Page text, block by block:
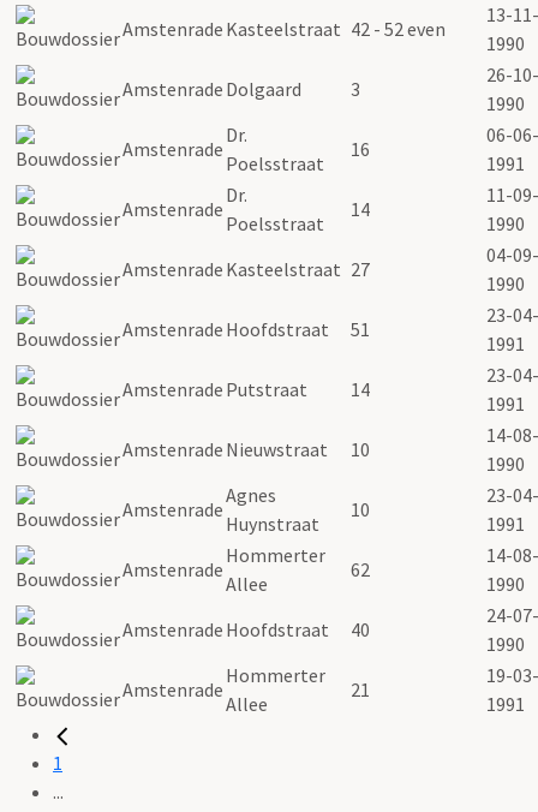
Amstenrade Kasteelstraat 42 - 52 even
13-11-
1990
Amstenrade Dolgaard 3
26-10-
1990
Amstenrade
Dr.
Poelsstraat
16
06-06-
1991
Amstenrade
Dr.
Poelsstraat
14
11-09-
1990
Amstenrade Kasteelstraat 27
04-09-
1990
Amstenrade Hoofdstraat 51
23-04-
1991
Amstenrade Putstraat 14
23-04-
1991
Amstenrade Nieuwstraat 10
14-08-
1990
Amstenrade
Agnes
Huynstraat
10
23-04-
1991
Amstenrade
Hommerter
Allee
62
14-08-
1990
Amstenrade Hoofdstraat 40
24-07-
1990
Amstenrade
Hommerter
Allee
21
19-03-
1991
1
...